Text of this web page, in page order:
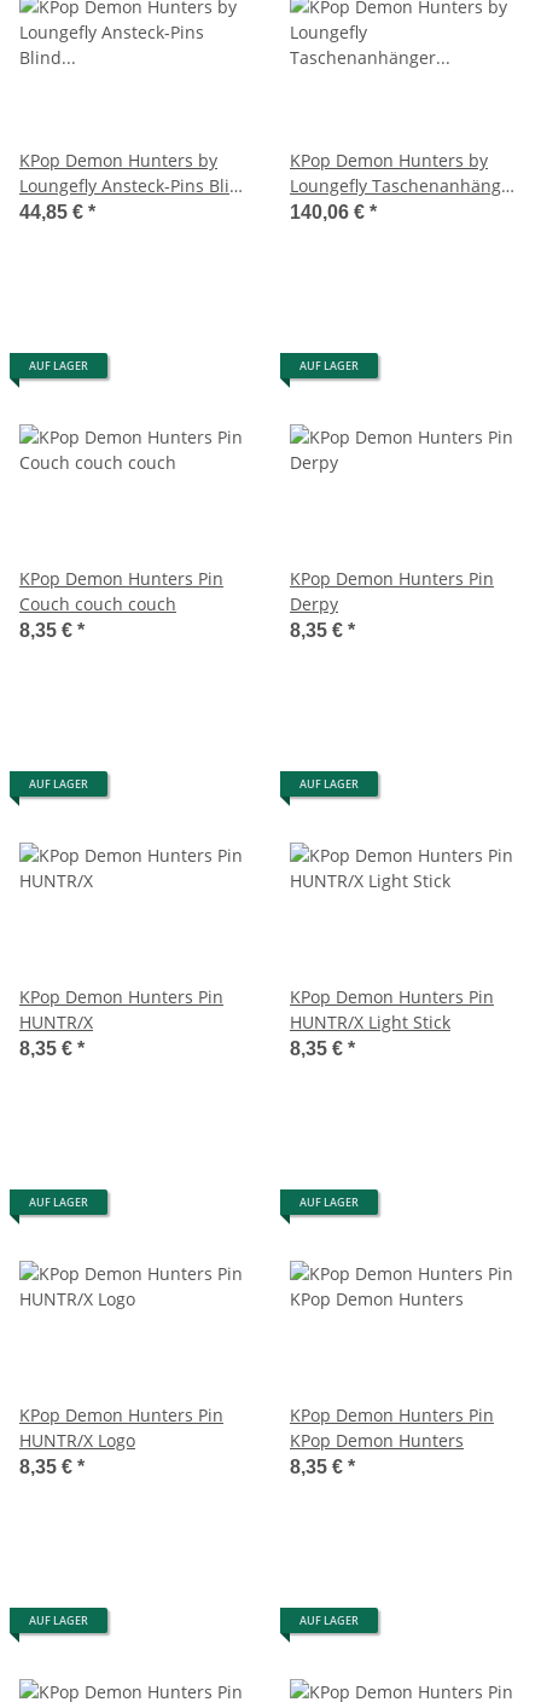
KPop Demon Hunters by
Loungefly Ansteck-Pins Blind
Display (12)
44,85 € *
KPop Demon Hunters by
Loungefly Taschenanhänger
Mystery Box Display (15)
140,06 € *
AUF LAGER
KPop Demon Hunters Pin
Couch couch couch
8,35 € *
AUF LAGER
KPop Demon Hunters Pin
Derpy
8,35 € *
AUF LAGER
KPop Demon Hunters Pin
HUNTR/X
8,35 € *
AUF LAGER
KPop Demon Hunters Pin
HUNTR/X Light Stick
8,35 € *
AUF LAGER
KPop Demon Hunters Pin
HUNTR/X Logo
8,35 € *
AUF LAGER
KPop Demon Hunters Pin
KPop Demon Hunters
8,35 € *
AUF LAGER AUF LAGER